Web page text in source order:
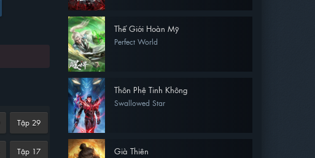
Tập 29
Tập 17
Thế Giới Hoàn Mỹ
Perfect World
Thôn Phệ Tinh Không
Swallowed Star
Già Thiên